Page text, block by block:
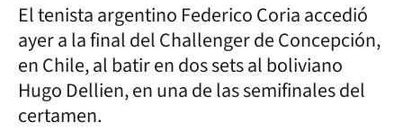
El tenista argentino Federico Coria accedió
ayer a la final del Challenger de Concepción,
en Chile, al batir en dos sets al boliviano
Hugo Dellien, en una de las semifinales del
certamen.